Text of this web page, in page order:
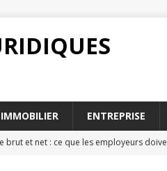
IMMOBILIER ENTREPRISE
brut et net : ce que les employeurs